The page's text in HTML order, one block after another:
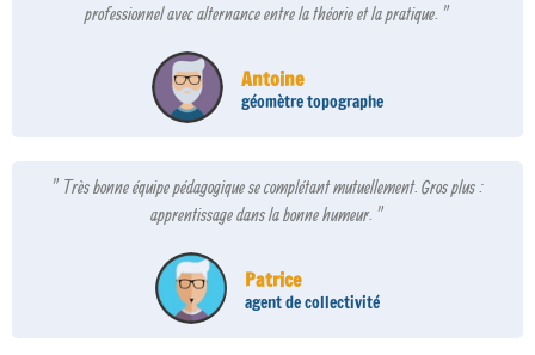
professionnel avec alternance entre la théorie et la pratique. "
Antoine
géomètre topographe
" Très bonne équipe pédagogique se complétant mutuellement. Gros plus :
apprentissage dans la bonne humeur. "
Patrice
agent de collectivité